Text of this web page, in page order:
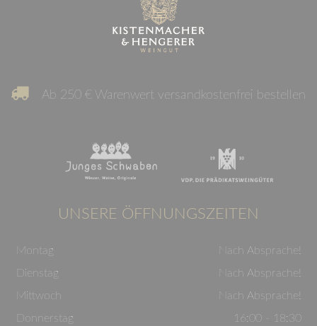
Ab 250 € Warenwert versandkostenfrei bestellen
UNSERE ÖFFNUNGSZEITEN
Montag
Nach Absprache!
Dienstag
Nach Absprache!
Mittwoch
Nach Absprache!
Donnerstag
16:00 - 18:30